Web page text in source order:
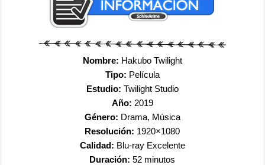
Nombre: Hakubo Twilight
Tipo: Película
Estudio: Twilight Studio
Año: 2019
Género: Drama, Música
Resolución: 1920×1080
Calidad: Blu-ray Excelente
Duración: 52 minutos